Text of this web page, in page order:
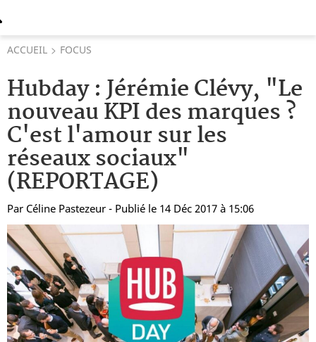
ACCUEIL FOCUS
Hubday : Jérémie Clévy, "Le
nouveau KPI des marques ?
C'est l'amour sur les
réseaux sociaux"
(REPORTAGE)
Par Céline Pastezeur - Publié le 14 Déc 2017 à 15:06